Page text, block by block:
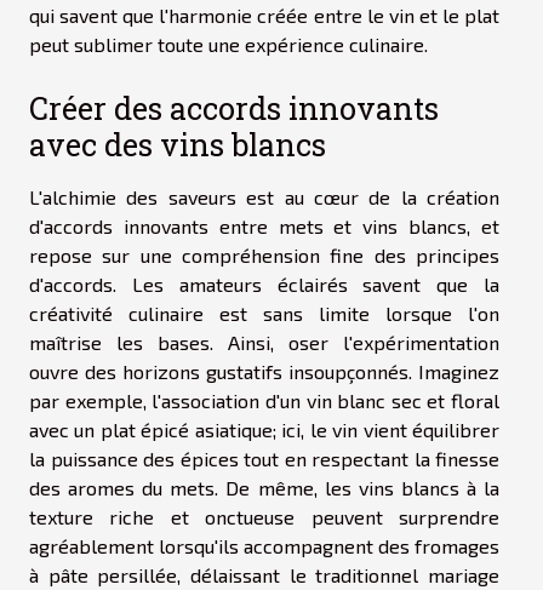
qui savent que l'harmonie créée entre le vin et le plat
peut sublimer toute une expérience culinaire.
Créer des accords innovants
avec des vins blancs
L'alchimie des saveurs est au cœur de la création
d'accords innovants entre mets et vins blancs, et
repose sur une compréhension fine des principes
d'accords. Les amateurs éclairés savent que la
créativité culinaire est sans limite lorsque l'on
maîtrise les bases. Ainsi, oser l'expérimentation
ouvre des horizons gustatifs insoupçonnés. Imaginez
par exemple, l'association d'un vin blanc sec et floral
avec un plat épicé asiatique; ici, le vin vient équilibrer
la puissance des épices tout en respectant la finesse
des aromes du mets. De même, les vins blancs à la
texture riche et onctueuse peuvent surprendre
agréablement lorsqu'ils accompagnent des fromages
à pâte persillée, délaissant le traditionnel mariage